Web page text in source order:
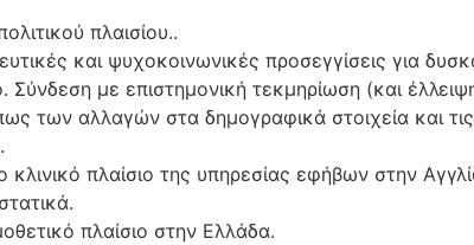
πλαισίου..
και ψυχοκοινωνικές προσεγγίσεις για
Σύνδεση με επιστημονική τεκμηρίωση (και
των αλλαγών στα δημογραφικά στοιχεία και
κλινικό πλαίσιο της υπηρεσίας εφήβων στην
πλαίσιο στην Ελλάδα.